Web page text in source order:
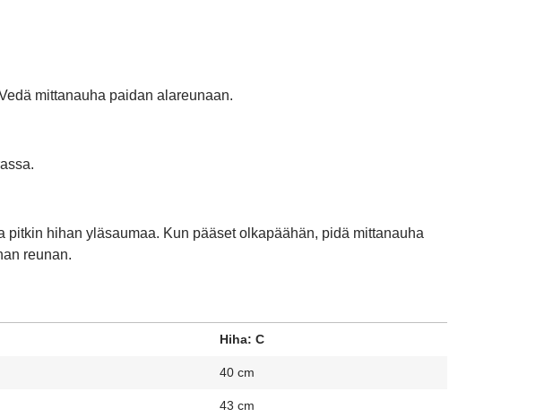
mittanauha paidan alareunaan.
hihan yläsaumaa. Kun pääset olkapäähän, pidä mittanauha
reunan.
Hiha: C
40 cm
43 cm